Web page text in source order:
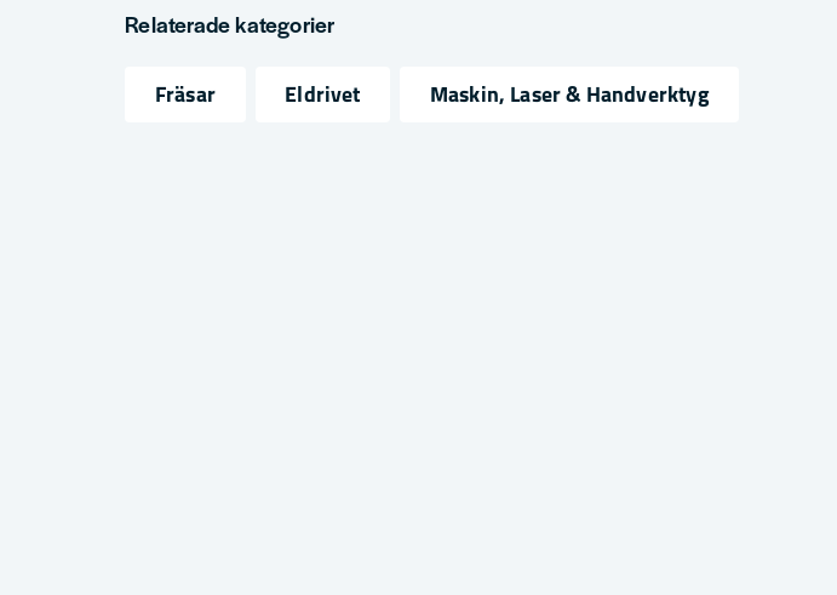
Fråga oss något om denna produkten...
Relaterade kategorier
Fräsar Eldrivet Maskin, Laser & Handverktyg